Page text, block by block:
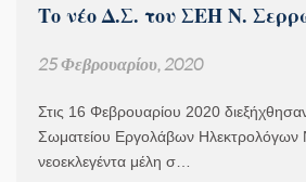
Το νέο Δ.Σ. του ΣΕΗ Ν.
25 Φεβρουαρίου, 2020
Στις 16 Φεβρουαρίου 2020
Σωματείου Εργολάβων
νεοεκλεγέντα μέλη σ…